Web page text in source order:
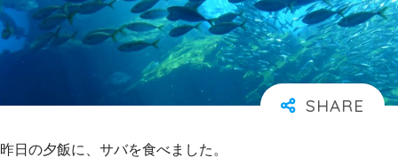
昨日の夕飯に、サバを食べました。